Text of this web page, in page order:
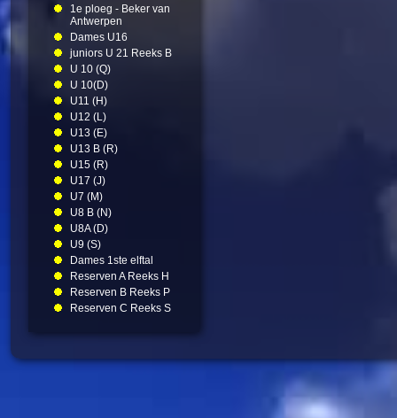
1e ploeg - Beker van
Antwerpen
Dames U16
juniors U 21 Reeks B
U 10 (Q)
U 10(D)
U11 (H)
U12 (L)
U13 (E)
U13 B (R)
U15 (R)
U17 (J)
U7 (M)
U8 B (N)
U8A (D)
U9 (S)
Dames 1ste elftal
Reserven A Reeks H
Reserven B Reeks P
Reserven C Reeks S